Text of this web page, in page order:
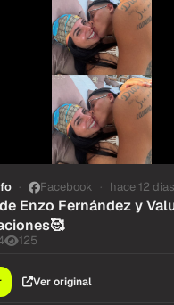
Facebook hace 12 dias
Enzo Fernández y
125
Ver original